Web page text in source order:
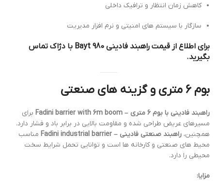
کاهش زمان انتظار و ترافیک داخلی
سازگار با سیستم های امنیتی و نرم افزار مدیریت
برای اطلاع از قیمت راهبند فادینی Bayt 980 با دژاک تماس
بگیرید.
بوم 6 متری و گزینه های صنعتی
راهبند فادینی با بوم 6 متری – Fadini barrier with 6m boom
برای
مسیرهای عریض طراحی شده و مقاومت بالایی در برابر باد و فشار دارد.
همچنین، راهبند صنعتی فادینی – Fadini industrial barrier
مناسب
محیط های صنعتی و کارخانه ها است و توانایی تحمل شرایط سخت
محیطی را دارد.
مزایا: